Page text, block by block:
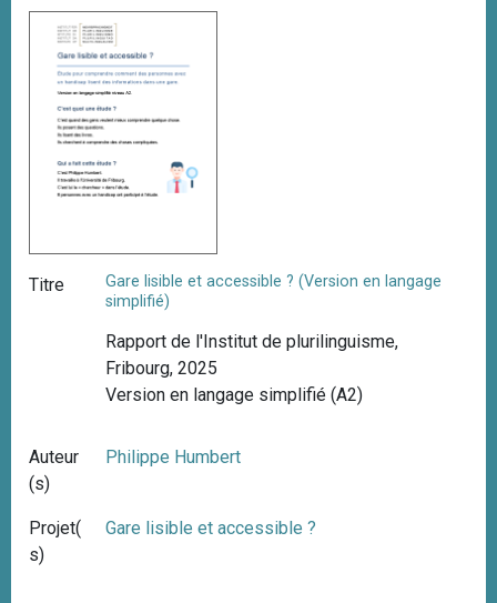
Titre
Gare lisible et accessible ? (Version en langage
simplifié)
Rapport de l'Institut de plurilinguisme,
Fribourg, 2025
Version en langage simplifié (A2)
Auteur
(s)
Philippe Humbert
Projet(
s)
Gare lisible et accessible ?